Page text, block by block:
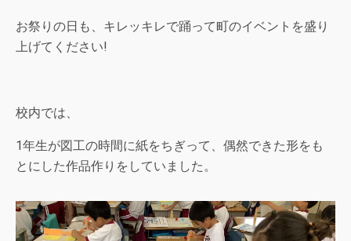
お祭りの日も、キレッキレで踊って町のイベントを盛り
上げてください!
校内では、
1年生が図工の時間に紙をちぎって、偶然できた形をも
とにした作品作りをしていました。